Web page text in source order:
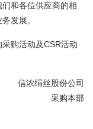
和各位供应商的相
发展。
购活动及CSR活动
信浓绢丝股份公司
采购本部